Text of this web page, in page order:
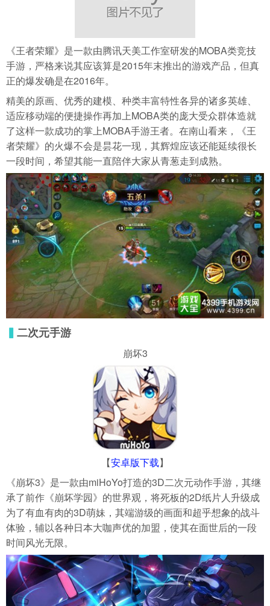
《王者荣耀》是一款由腾讯天美工作室研发的MOBA类竞技
手游，严格来说其应该算是2015年末推出的游戏产品，但真
正的爆发确是在2016年。
精美的原画、优秀的建模、种类丰富特性各异的诸多英雄、
适应移动端的便捷操作再加上MOBA类的庞大受众群体造就
了这样一款成功的掌上MOBA手游王者。在南山看来，《王
者荣耀》的火爆不会是昙花一现，其辉煌应该还能延续很长
一段时间，希望其能一直陪伴大家从青葱走到成熟。
▍二次元手游
崩坏3
【安卓版下载】
《崩坏3》是一款由miHoYo打造的3D二次元动作手游，其继
承了前作《崩坏学园》的世界观，将死板的2D纸片人升级成
为了有血有肉的3D萌妹，其端游级的画面和超乎想象的战斗
体验，辅以各种日本大咖声优的加盟，使其在面世后的一段
时间风光无限。